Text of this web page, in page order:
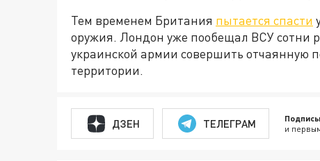
Тем временем Британия пытается спасти
оружия. Лондон уже пообещал ВСУ сотни
украинской армии совершить отчаянную
территории.
ДЗЕН ТЕЛЕГРАМ и